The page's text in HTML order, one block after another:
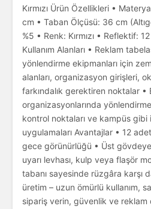
Kırmızı Ürün Özellikleri •
cm • Taban Ölçüsü: 36 cm
%5 • Renk: Kırmızı • Reflektif:
Kullanım Alanları • Reklam
yönlendirme ekipmanları için
alanları, organizasyon girişleri,
farkındalık gerektiren noktalar •
organizasyonlarında
kontrol noktaları ve kampüs gibi
uygulamaları Avantajlar • 12
gece görünürlüğü • Üst
uyarı levhası, kulp veya flaşör
tabanı sayesinde rüzgâra karşı
üretim – uzun ömürlü kullanım,
sipariş verin, güvenlik ve